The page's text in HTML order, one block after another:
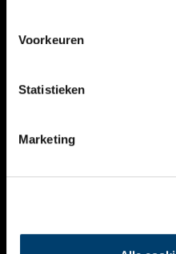
Voorkeuren
Statistieken
Marketing
KALENDER
THEMA’S
VIDEO’S
CONTACT